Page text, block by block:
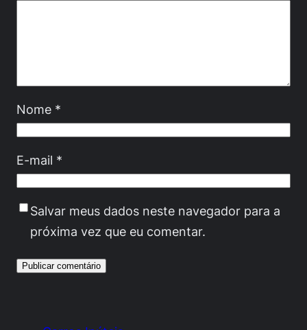
Nome *
E-mail *
Salvar meus dados neste navegador para a
próxima vez que eu comentar.